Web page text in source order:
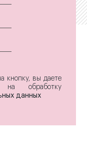
кнопку, вы даете
на обработку
данных